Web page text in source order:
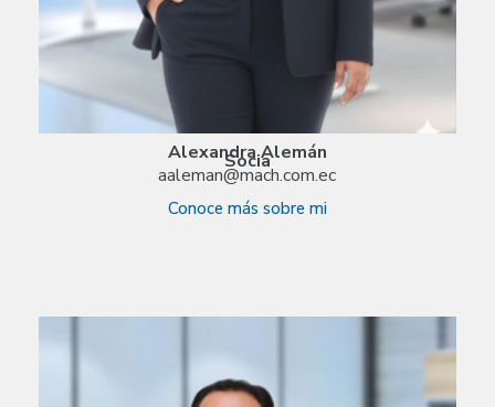
Alexandra Alemán
Socia
aaleman@mach.com.ec
Conoce más sobre mi